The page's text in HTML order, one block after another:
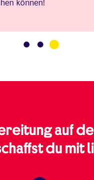
3
auf
du mit